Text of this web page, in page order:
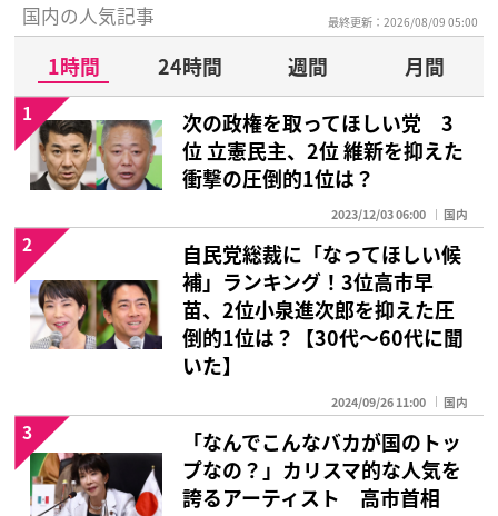
国内の人気記事 最終更新：2026/08/09 05:00
1時間 24時間 週間
月間
次の政権を取ってほしい党 3
位 立憲民主、2位 維新を抑えた
衝撃の圧倒的1位は？
2023/12/03 06:00 国内
1
自民党総裁に「なってほしい候
補」ランキング！3位高市早
苗、2位小泉進次郎を抑えた圧
倒的1位は？【30代〜60代に聞
いた】
2024/09/26 11:00 国内
2
「なんでこんなバカが国のトッ
プなの？」カリスマ的な人気を
誇るアーティスト 高市首相
3